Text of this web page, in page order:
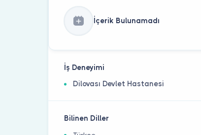
İçerik Bulunamadı
İş Deneyimi
Dilovası Devlet Hastanesi
Bilinen Diller